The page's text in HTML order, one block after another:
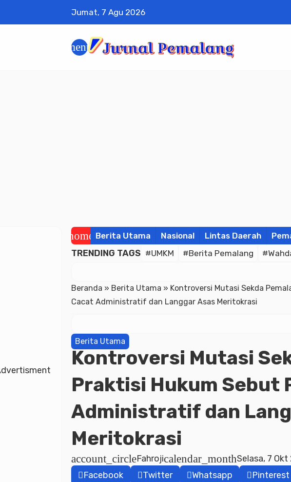
Jumat, 7 Agu 2026
menu
home Berita Utama Nasional Lintas Daerah
TRENDING TAGS #UMKM #Berita Pemalang
Beranda » Berita Utama » Kontroversi Mutasi Sekda
Cacat Administratif dan Langgar Asas Meritokrasi
Berita Utama
Kontroversi Mutasi
Praktisi Hukum Sebut
Administratif dan
Meritokrasi
account_circleFahrojicalendar_monthSelasa, 7
Facebook
Twitter Whatsapp Pinterest